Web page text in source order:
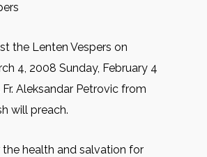
the Lenten Vespers on
4, 2008 Sunday, February 4
Aleksandar Petrovic from
will preach.
health and salvation for